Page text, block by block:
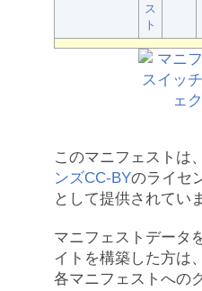
ス
ト
このマニフェストは、
ンズCC-BYのライセ
として提供されてい
マニフェストデータ
イトを構築した方は、
各マニフェストへの